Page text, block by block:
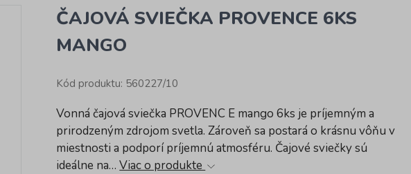
ČAJOVÁ SVIEČKA PROVENCE 6KS
MANGO
Kód produktu: 560227/10
Vonná čajová sviečka PROVENC E mango 6ks je príjemným a
prirodzeným zdrojom svetla. Zároveň sa postará o krásnu vôňu v
miestnosti a podporí príjemnú atmosféru. Čajové sviečky sú
ideálne na…Viac o produkte